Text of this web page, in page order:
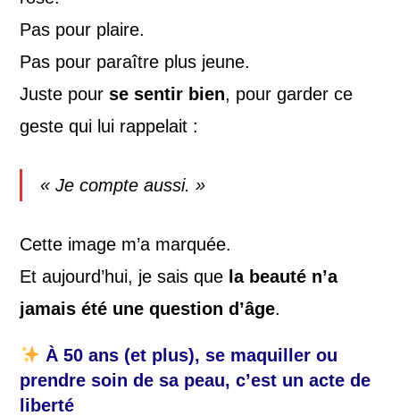
Pas pour plaire.
Pas pour paraître plus jeune.
Juste pourse sentir bien, pour garder ce
geste qui lui rappelait :
« Je compte aussi. »
Cette image m’a marquée.
Et aujourd’hui, je sais que la beauté n’a
jamais été une question d’âge.
À 50 ans (et plus), se maquiller ou
prendre soin de sa peau, c’est un acte de
liberté